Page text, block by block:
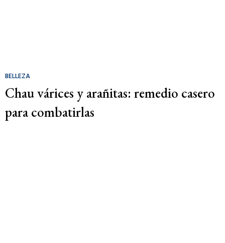
BELLEZA
Chau várices y arañitas: remedio casero
para combatirlas